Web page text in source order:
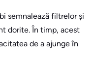
semnalează filtrelor și
dorite. În timp, acest
de a ajunge în